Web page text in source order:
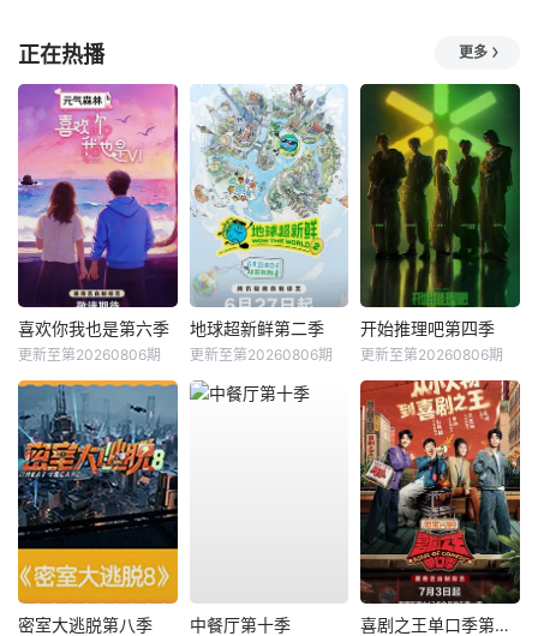
正在热播 更多
喜欢你我也是第六季
更新至第20260806期
地球超新鲜第二季
更新至第20260806期
开始推理吧第四季
更新至第20260806期
密室大逃脱第八季 中餐厅第十季 喜剧之王单口季第三季